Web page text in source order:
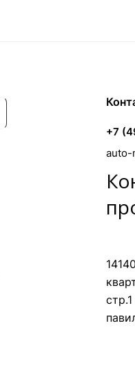
+7
auto-